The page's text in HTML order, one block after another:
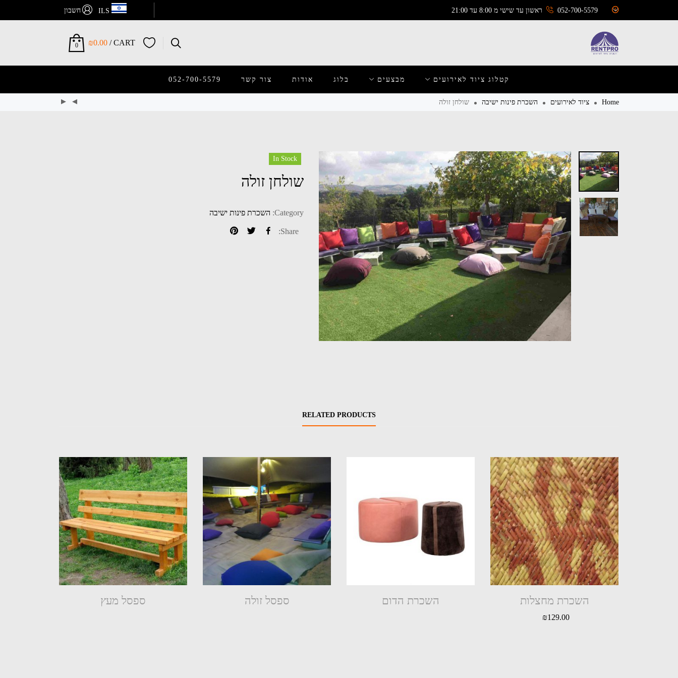
052-700-5579 ראשון עד שישי מ 8:00 עד 21:00 ILS חשבון
0 CART /
₪0.00
קטלוג ציוד לאירועים מבצעים בלוג אודות צור קשר 052-700-5579
Home ציוד לאירועים השכרת פינות ישיבה שולחן זולה
In Stock
שולחן זולה
Category: השכרת פינות ישיבה
Share:
RELATED PRODUCTS
השכרת מחצלות
₪129.00
השכרת הדום ספסל זולה ספסל מעץ